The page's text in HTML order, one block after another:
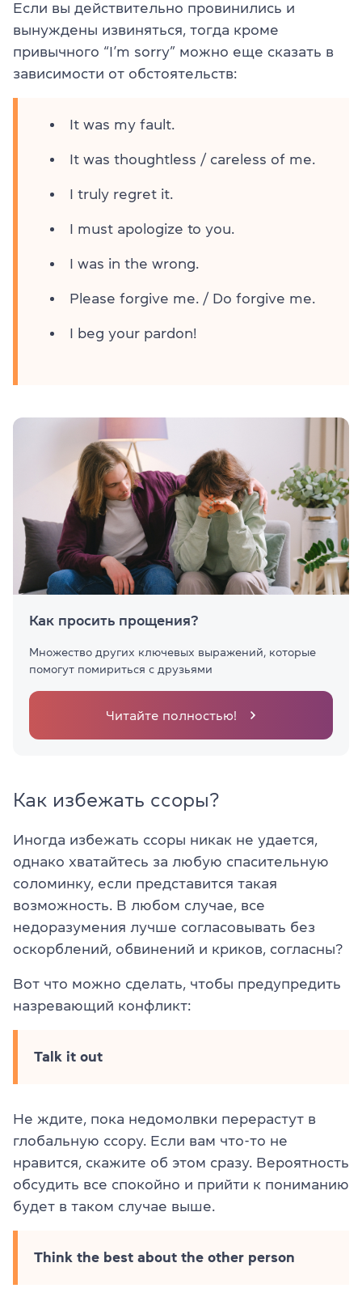
Если вы действительно провинились и
вынуждены извиняться, тогда кроме
привычного “I’m sorry” можно еще сказать в
зависимости от обстоятельств:
It was my fault.
It was thoughtless / careless of me.
I truly regret it.
I must apologize to you.
I was in the wrong.
Please forgive me. / Do forgive me.
I beg your pardon!
Как просить прощения?
Множество других ключевых выражений, которые
помогут помириться с друзьями
Читайте полностью!
Как избежать ссоры?
Иногда избежать ссоры никак не удается,
однако хватайтесь за любую спасительную
соломинку, если представится такая
возможность. В любом случае, все
недоразумения лучше согласовывать без
оскорблений, обвинений и криков, согласны?
Вот что можно сделать, чтобы предупредить
назревающий конфликт:
Talk it out
Не ждите, пока недомолвки перерастут в
глобальную ссору. Если вам что-то не
нравится, скажите об этом сразу. Вероятность
обсудить все спокойно и прийти к пониманию
будет в таком случае выше.
Think the best about the other person